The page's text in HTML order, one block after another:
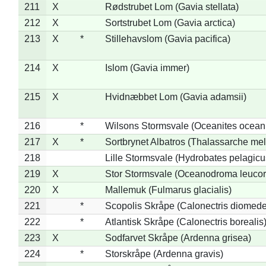
211 X
Rødstrubet Lom (Gavia stellata)
212
X
Sortstrubet Lom (Gavia arctica)
213
X * Stillehavslom (Gavia pacifica)
214 X Islom (Gavia immer)
215 X Hvidnæbbet Lom (Gavia adamsii)
216 *
Wilsons Stormsvale (Oceanites
217
X *
Sortbrynet Albatros (Thalassarche
218
Lille Stormsvale (Hydrobates
219
X
Stor Stormsvale (Oceanodroma
220
X
Mallemuk (Fulmarus glacialis)
221
*
Scopolis Skråpe (Calonectris
222
*
Atlantisk Skråpe (Calonectris borealis)
223
X
Sodfarvet Skråpe (Ardenna grisea)
224
*
Storskråpe (Ardenna gravis)